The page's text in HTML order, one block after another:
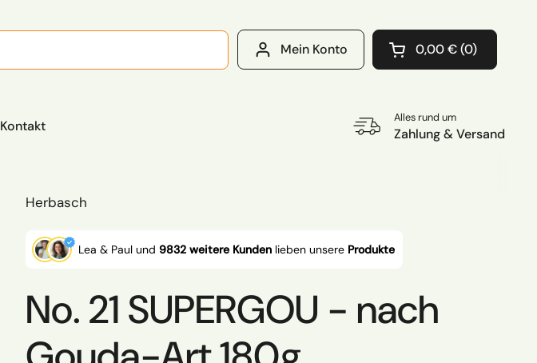
Mein Konto Warenkorb öffnen
Warenkorb
0,00 € 0
im Warenkorb
Kontakt
Alles rund um
Zahlung & Versand
Herbasch
Lea & Paul und 9832 weitere Kunden lieben unsere Produkte
No. 21 SUPERGOU - nach